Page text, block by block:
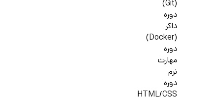
(Git)
دوره
داکر
(Docker)
دوره
مهارت
نرم
دوره
HTML/CSS